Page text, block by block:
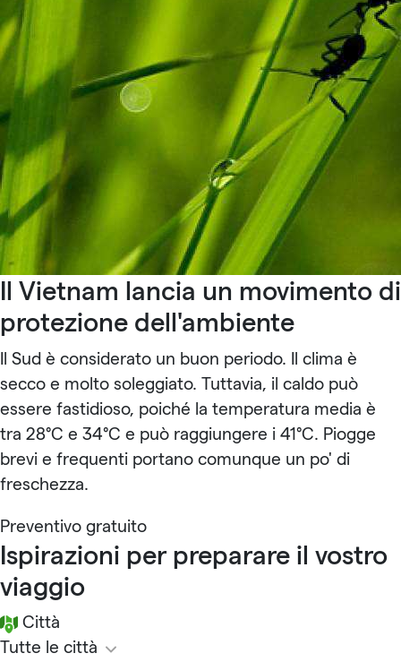
Il Vietnam lancia un movimento di
protezione dell'ambiente
Il Sud è considerato un buon periodo. Il clima è
secco e molto soleggiato. Tuttavia, il caldo può
essere fastidioso, poiché la temperatura media è
tra 28°C e 34°C e può raggiungere i 41°C. Piogge
brevi e frequenti portano comunque un po' di
freschezza.
Preventivo gratuito
Ispirazioni per preparare il vostro
viaggio
Città
Tutte le città